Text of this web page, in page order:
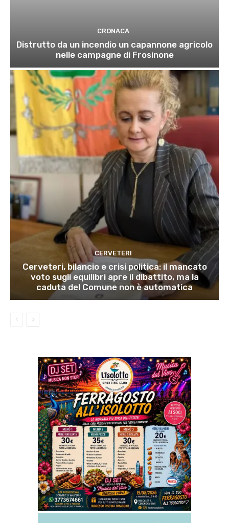
CRONACA
Distrutto da un incendio un capannone agricolo
nelle campagne di Frosinone
CERVETERI
Cerveteri, bilancio e crisi politica: il mancato
voto sugli equilibri apre il dibattito, ma la
caduta del Comune non è automatica